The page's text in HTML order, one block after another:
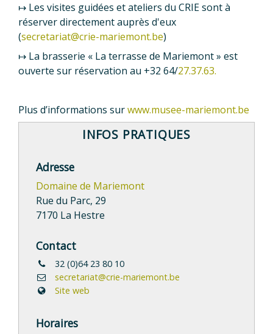
↦ Les visites guidées et ateliers du CRIE sont à
réserver directement auprès d'eux
(secretariat@crie-mariemont.be)
↦ La brasserie « La terrasse de Mariemont » est
ouverte sur réservation au +32 64/27.37.63.
Plus d’informations surwww.musee-mariemont.be
INFOS PRATIQUES
Adresse
Domaine de Mariemont
Rue du Parc, 29
7170 La Hestre
Contact
32 (0)64 23 80 10
secretariat@crie-mariemont.be
Site web
Horaires